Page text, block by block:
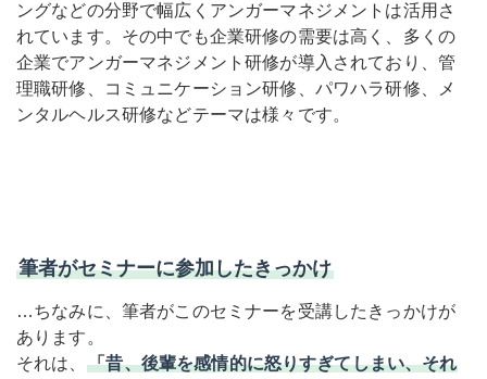
ングなどの分野で幅広くアンガーマネジメントは活用さ
れています。その中でも企業研修の需要は高く、多くの
企業でアンガーマネジメント研修が導入されており、管
理職研修、コミュニケーション研修、パワハラ研修、メ
ンタルヘルス研修などテーマは様々です。
筆者がセミナーに参加したきっかけ
…ちなみに、筆者がこのセミナーを受講したきっかけが
あります。
それは、 「昔、後輩を感情的に怒りすぎてしまい、それ